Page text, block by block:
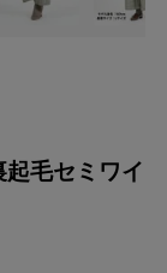
起毛セミワイ